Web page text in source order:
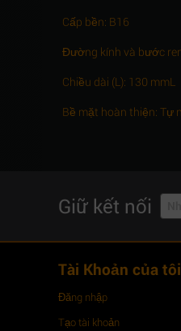
Cấp bền: B16
Đường kính và bước
Chiều dài (L): 130 mmL
Bề mặt hoàn thiện: Tự
Giữ kết nối
Tài Khoản của tôi
Đăng nhập
Tạo tài khoản